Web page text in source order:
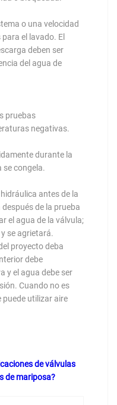
o una velocidad
el lavado. El
deben ser
del agua de
pruebas
negativas.
durante la
se congela.
antes de la
de la prueba
el agua de la válvula;
se agrietará.
proyecto deba
debe
y el agua debe ser
Cuando no es
puede utilizar aire
de válvulas
de mariposa?